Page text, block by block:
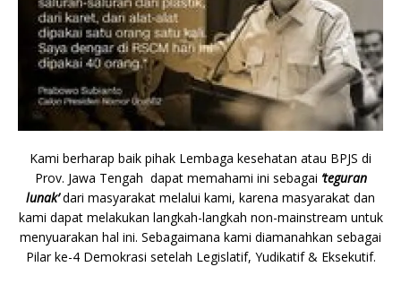
Kami berharap baik pihak Lembaga kesehatan atau BPJS di
Prov. Jawa Tengah dapat memahami ini sebagai ‘teguran
lunak’ dari masyarakat melalui kami, karena masyarakat dan
kami dapat melakukan langkah-langkah non-mainstream untuk
menyuarakan hal ini. Sebagaimana kami diamanahkan sebagai
Pilar ke-4 Demokrasi setelah Legislatif, Yudikatif & Eksekutif.